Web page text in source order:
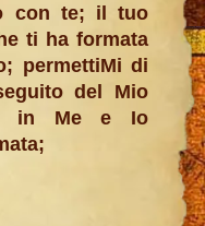
con te; il tuo
ti ha formata
permettiMi di
del Mio
in Me e Io